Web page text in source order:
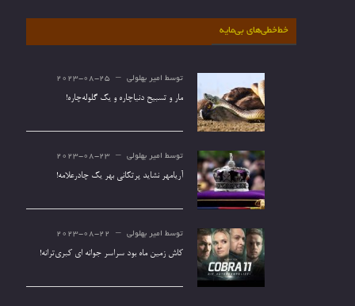
خط‌خطی‌های بی‌مایه
توسط امیر بهلولی 2023-08-25
مار و تسبیح دنیاچاره و یک گلوله‌چاره!
توسط امیر بهلولی 2023-08-23
آریامهر نشاید پرتکانی بهر یک چادرعلامه!
توسط امیر بهلولی 2023-08-22
کاش زمین ماه بود سراسر جوانه ای کبری‌ترانه!